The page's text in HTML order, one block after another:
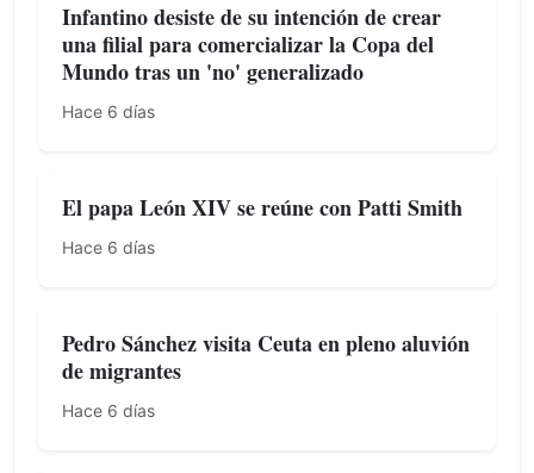
Infantino desiste de su intención de crear
una filial para comercializar la Copa del
Mundo tras un 'no' generalizado
Hace 6 días
El papa León XIV se reúne con Patti Smith
Hace 6 días
Pedro Sánchez visita Ceuta en pleno aluvión
de migrantes
Hace 6 días